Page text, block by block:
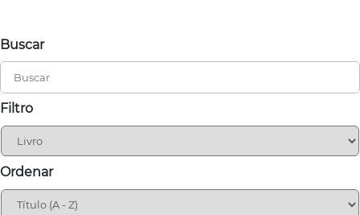
Buscar
Filtro
Ordenar